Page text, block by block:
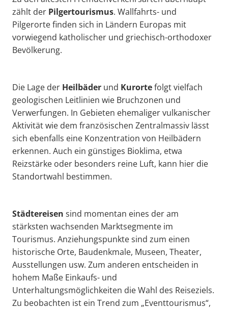
zählt der Pilgertourismus. Wallfahrts- und
Pilgerorte finden sich in Ländern Europas mit
vorwiegend katholischer und griechisch-orthodoxer
Bevölkerung.
Die Lage der Heilbäder und Kurortefolgt vielfach
geologischen Leitlinien wie Bruchzonen und
Verwerfungen. In Gebieten ehemaliger vulkanischer
Aktivität wie dem französischen Zentralmassiv lässt
sich ebenfalls eine Konzentration von Heilbädern
erkennen. Auch ein günstiges Bioklima, etwa
Reizstärke oder besonders reine Luft, kann hier die
Standortwahl bestimmen.
Städtereisen sind momentan eines der am
stärksten wachsenden Marktsegmente im
Tourismus. Anziehungspunkte sind zum einen
historische Orte, Baudenkmale, Museen, Theater,
Ausstellungen usw. Zum anderen entscheiden in
hohem Maße Einkaufs- und
Unterhaltungsmöglichkeiten die Wahl des Reiseziels.
Zu beobachten ist ein Trend zum „Eventtourismus“,